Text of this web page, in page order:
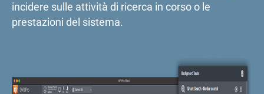
incidere sulle attività di ricerca in corso o le
prestazioni del sistema.